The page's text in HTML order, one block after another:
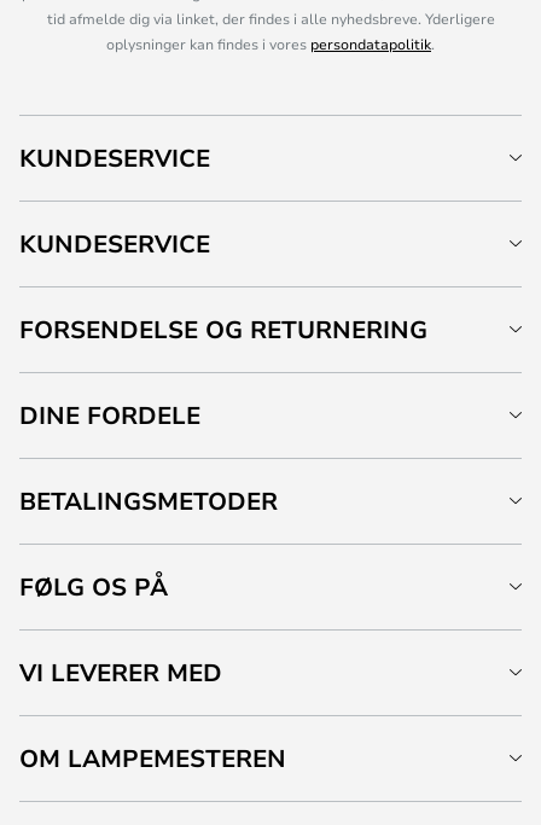
tid afmelde dig via linket, der findes i alle nyhedsbreve. Yderligere
oplysninger kan findes i vores persondatapolitik.
KUNDESERVICE
KUNDESERVICE
FORSENDELSE OG RETURNERING
DINE FORDELE
BETALINGSMETODER
FØLG OS PÅ
VI LEVERER MED
OM LAMPEMESTEREN